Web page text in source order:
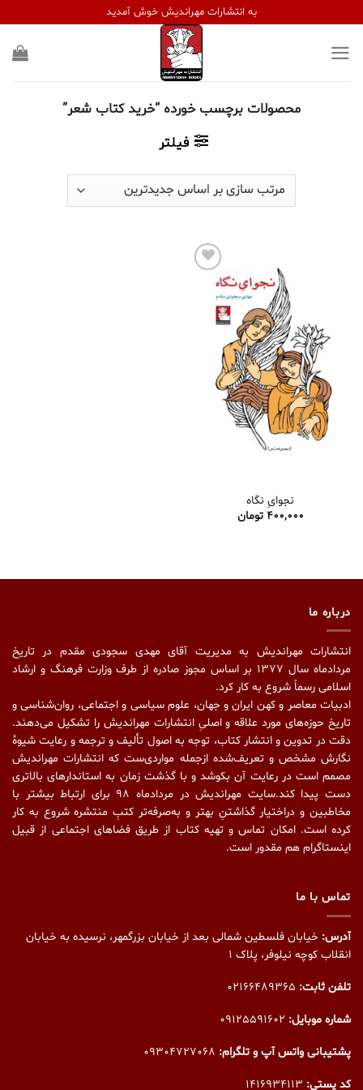
content
به انتشارات مهراندیش خوش آمدید
محصولات برچسب خورده “خرید کتاب شعر”
فیلتر
افزودن
مندی
نجوایِ نگاه
400,000 تومان
درباره ما
انتشارات مهراندیش به مدیریت آقای مهدی سجودی مقدم در تاریخ
مردادماه سال ۱۳۷۷ بر اساس مجوز صادره از طرف وزارت فرهنگ و ارشاد
اسلامی رسماً شروع به کار کرد.
ادبیات معاصر و کهن ایران و جهان، علوم سیاسی و اجتماعی، روان‌شناسی و
تاریخ حوزه‌های مورد علاقه و اصلیِ انتشارات مهراندیش را تشکیل می‌دهند.
دقت در تدوین و انتشار کتاب،‌ توجه به اصول تألیف و ترجمه و رعایت شیوهٔ
نگارش مشخص و تعریف‌شده ازجمله مواردی‌ست که انتشارات مهراندیش
مصمم است در رعایت آن بکوشد و با گذشت زمان به استاندارهای بالاتری
دست پیدا کند.سایت مهراندیش در مردادماه ۹۸ برای ارتباط بیشتر با
مخاطبین و دراختیار گذاشتنِ بهتر و به‌صرفه‌تر کتبِ منتشره شروع به کار
کرده است. امکان تماس و تهیه کتاب از طریق فضاهای اجتماعی از قبیل
اینستاگرام هم مقدور است.
تماس با ما
آدرس: خیابان فلسطین شمالی بعد از خیابان بزرگمهر، نرسیده به خیابان
انقلاب کوچه نیلوفر، پلاک ۱
تلفن ثابت:
شماره موبایل:
پشتیبانی واتس آپ و تلگرام:
کد پستی: